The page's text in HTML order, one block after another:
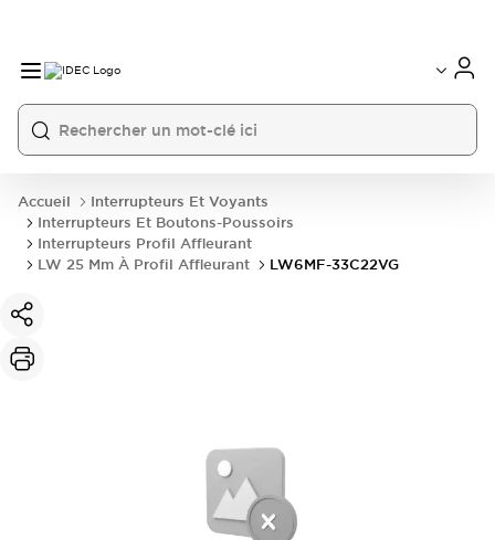
Accueil
Interrupteurs Et Voyants
Interrupteurs Et Boutons-Poussoirs
Interrupteurs Profil Affleurant
LW 25 Mm À Profil Affleurant
LW6MF-33C22VG